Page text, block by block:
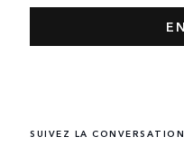
SUIVEZ LA CONVERSATION